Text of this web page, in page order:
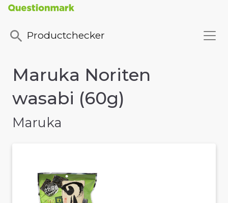
Productchecker
Maruka Noriten
wasabi (60g)
Maruka